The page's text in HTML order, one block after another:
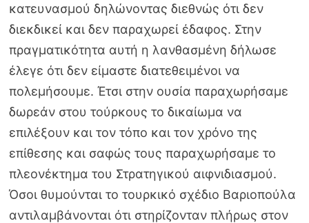
κατευνασμού δηλώνοντας διεθνώς ότι δεν
διεκδικεί και δεν παραχωρεί έδαφος. Στην
πραγματικότητα αυτή η λανθασμένη δήλωσε
έλεγε ότι δεν είμαστε διατεθειμένοι να
πολεμήσουμε. Έτσι στην ουσία παραχωρήσαμε
δωρεάν στου τούρκους το δικαίωμα να
επιλέξουν και τον τόπο και τον χρόνο της
επίθεσης και σαφώς τους παραχωρήσαμε το
πλεονέκτημα του Στρατηγικού αιφνιδιασμού.
Όσοι θυμούνται το τουρκικό σχέδιο Βαριοπούλα
αντιλαμβάνονται ότι στηρίζονταν πλήρως στον